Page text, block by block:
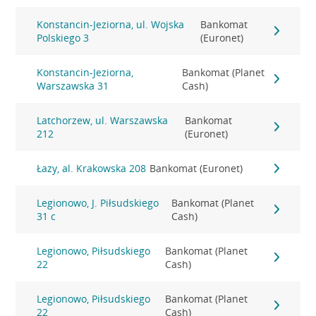
Konstancin-Jeziorna, ul. Wojska
Polskiego 3
Bankomat
(Euronet)
Konstancin-Jeziorna,
Warszawska 31
Bankomat (Planet
Cash)
Latchorzew, ul. Warszawska
212
Bankomat
(Euronet)
Łazy, al. Krakowska 208 Bankomat (Euronet)
Legionowo, J. Piłsudskiego
31 c
Bankomat (Planet
Cash)
Legionowo, Piłsudskiego
22
Bankomat (Planet
Cash)
Legionowo, Piłsudskiego
22
Bankomat (Planet
Cash)